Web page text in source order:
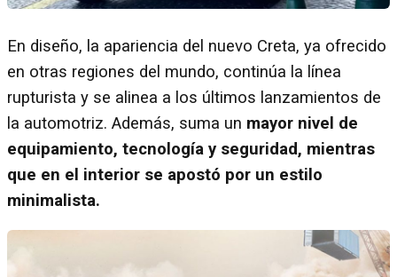
En diseño, la apariencia del nuevo Creta, ya ofrecido
en otras regiones del mundo, continúa la línea
rupturista y se alinea a los últimos lanzamientos de
la automotriz. Además, suma un mayor nivel de
equipamiento, tecnología y seguridad, mientras
que en el interior se apostó por un estilo
minimalista.